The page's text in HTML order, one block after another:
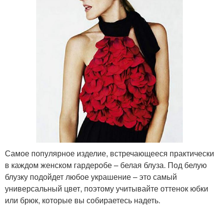
Самое популярное изделие, встречающееся практически
в каждом женском гардеробе – белая блуза. Под белую
блузку подойдет любое украшение – это самый
универсальный цвет, поэтому учитывайте оттенок юбки
или брюк, которые вы собираетесь надеть.